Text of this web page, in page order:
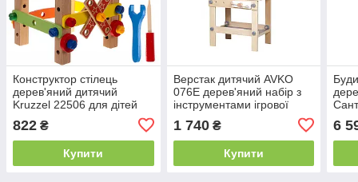
Конструктор стілець
дерев'яний дитячий
Kruzzel 22506 для дітей
822 ₴
Купити
Верстак дитячий AVKO
076E дерев'яний набір з
інструментами ігрової
B_2440
1 740₴
Купити
6